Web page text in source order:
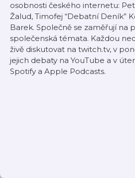
osobnosti českého internetu:
Žalud, Timofej “Debatní Deník”
Barek. Společně se zaměřují na
společenská témata. Každou
živě diskutovat na twitch.tv, v
jejich debaty na YouTube a v
Spotify a Apple Podcasts.